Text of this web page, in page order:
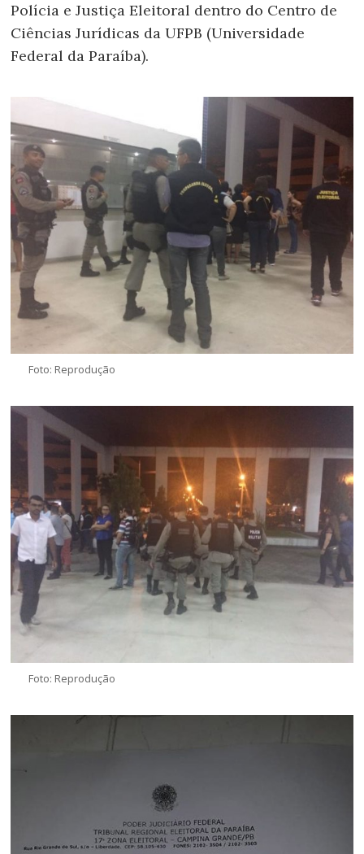
Polícia e Justiça Eleitoral dentro do Centro de
Ciências Jurídicas da UFPB (Universidade
Federal da Paraíba).
Foto: Reprodução
Foto: Reprodução